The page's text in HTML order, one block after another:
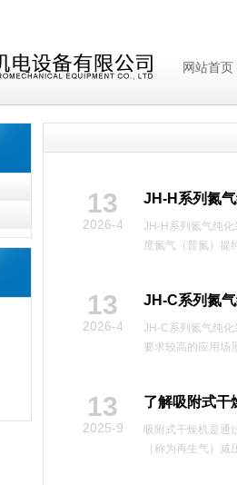
网站首页
13
2026-4
JH-H系列氮
‌JH-H系列氮气纯
度氮气（普氮）提
13
2026-4
JH-C系列氮
JH-C系列氮气纯
要求较高的应用场
13
2025-9
了解吸附式干
吸附式干燥机是通
（称为再生气）